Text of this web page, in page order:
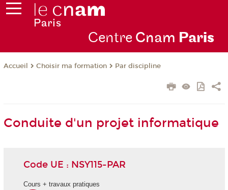
Centre Cnam Paris
Accueil Choisir ma formation Par discipline
Conduite d'un projet informatique
Code UE : NSY115-PAR
Cours + travaux pratiques